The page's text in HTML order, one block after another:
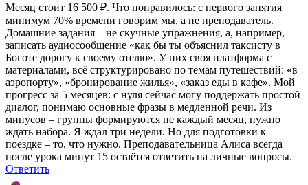
Месяц стоит 16 500 ₽. Что понравилось: с первого занятия
минимум 70% времени говорим мы, а не преподаватель.
Домашние задания – не скучные упражнения, а, например,
записать аудиосообщение «как бы ты объяснил таксисту в
Боготе дорогу к своему отелю». У них своя платформа с
материалами, всё структурировано по темам путешествий: «в
аэропорту», «бронирование жилья», «заказ еды в кафе». Мой
прогресс за 5 месяцев: с нуля сейчас могу поддержать простой
диалог, понимаю основные фразы в медленной речи. Из
минусов – группы формируются не каждый месяц, нужно
ждать набора. Я ждал три недели. Но для подготовки к
поездке – то, что нужно. Преподавательница Алиса всегда
после урока минут 15 остаётся ответить на личные вопросы.
Ответить